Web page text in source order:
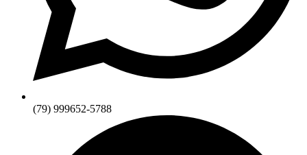
(79) 999652-5788